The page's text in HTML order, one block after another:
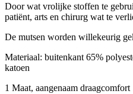
Door wat vrolijke stoffen te
patiënt, arts en chirurg wat te
De mutsen worden willekeurig
Materiaal: buitenkant 65%
katoen
1 Maat, aangenaam draagcomfort